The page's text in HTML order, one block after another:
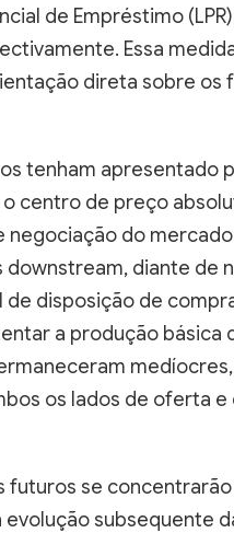
de Empréstimo
Essa
direta sobre
tenham apresentado
centro de preço
do
diante de
disposição de
a produção básica
os lados de oferta
futuros se
subsequente